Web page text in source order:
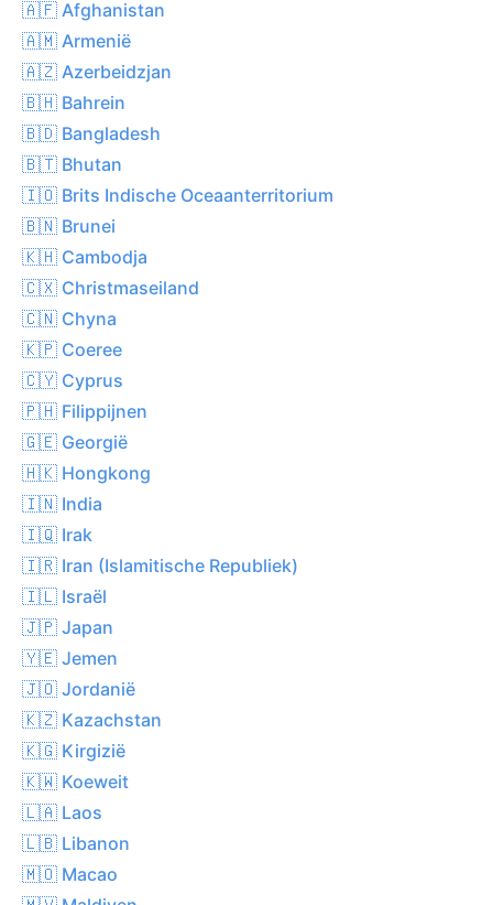
🇦🇫 Afghanistan
🇦🇲 Armenië
🇦🇿 Azerbeidzjan
🇧🇭 Bahrein
🇧🇩 Bangladesh
🇧🇹 Bhutan
🇮🇴 Brits Indische Oceaanterritorium
🇧🇳 Brunei
🇰🇭 Cambodja
🇨🇽 Christmaseiland
🇨🇳 Chyna
🇰🇵 Coeree
🇨🇾 Cyprus
🇵🇭 Filippijnen
🇬🇪 Georgië
🇭🇰 Hongkong
🇮🇳 India
🇮🇶 Irak
🇮🇷 Iran (Islamitische Republiek)
🇮🇱 Israël
🇯🇵 Japan
🇾🇪 Jemen
🇯🇴 Jordanië
🇰🇿 Kazachstan
🇰🇬 Kirgizië
🇰🇼 Koeweit
🇱🇦 Laos
🇱🇧 Libanon
🇲🇴 Macao